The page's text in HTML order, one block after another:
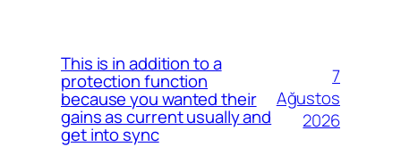
This is in addition to a
protection function
because you wanted their
gains as current usually and
get into sync
7
Ağustos
2026